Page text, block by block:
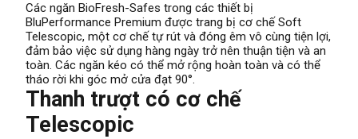
Các ngăn BioFresh-Safes trong các thiết bị
BluPerformance Premium được trang bị cơ chế Soft
Telescopic, một cơ chế tự rút và đóng êm vô cùng tiện lợi,
đảm bảo việc sử dụng hàng ngày trở nên thuận tiện và an
toàn. Các ngăn kéo có thể mở rộng hoàn toàn và có thể
tháo rời khi góc mở cửa đạt 90°.
Thanh trượt có cơ chế
Telescopic